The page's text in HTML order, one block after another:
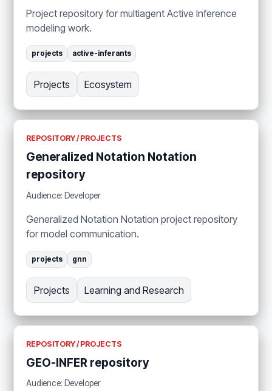
Project repository for multiagent Active Inference
modeling work.
projects active-inferants
Projects Ecosystem
REPOSITORY / PROJECTS
Generalized Notation Notation
repository
Audience: Developer
Generalized Notation Notation project repository
for model communication.
projects gnn
Projects Learning and Research
REPOSITORY / PROJECTS
GEO-INFER repository
Audience: Developer